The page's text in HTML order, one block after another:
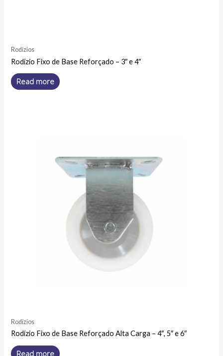
Rodízios
Rodízio Fixo de Base Reforçado – 3″ e 4″
Read more
Rodízios
Rodízio Fixo de Base Reforçado Alta Carga – 4″, 5″ e 6″
Read more